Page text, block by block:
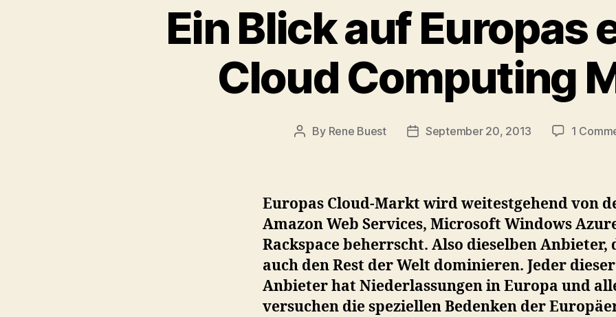
Ein Blick auf Europas
Cloud Computing
Post
By Rene Buest
PostSeptember 20, 2013 1
Europas Cloud-Markt wird weitestgehend von
Amazon Web Services, Microsoft Windows
Rackspace beherrscht. Also dieselben Anbieter,
auch den Rest der Welt dominieren. Jeder dieser
Anbieter hat Niederlassungen in Europa und
versuchen die speziellen Bedenken der